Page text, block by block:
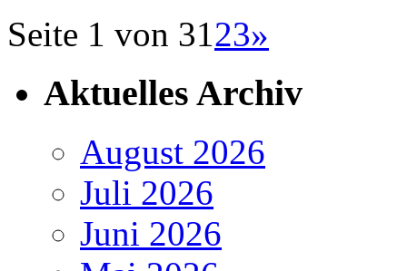
Seite 1 von 3123»
Aktuelles Archiv
August 2026
Juli 2026
Juni 2026